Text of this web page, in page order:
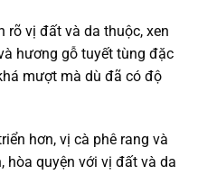
rõ vị đất và da thuộc, xen
hương gỗ tuyết tùng đặc
mượt mà dù đã có độ
hơn, vị cà phê rang và
hòa quyện với vị đất và da